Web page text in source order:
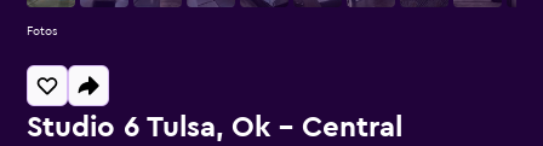
Studio 6 Tulsa, Ok - Central
Fotos